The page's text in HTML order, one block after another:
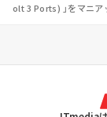
olt 3 Ports) 」をマニア